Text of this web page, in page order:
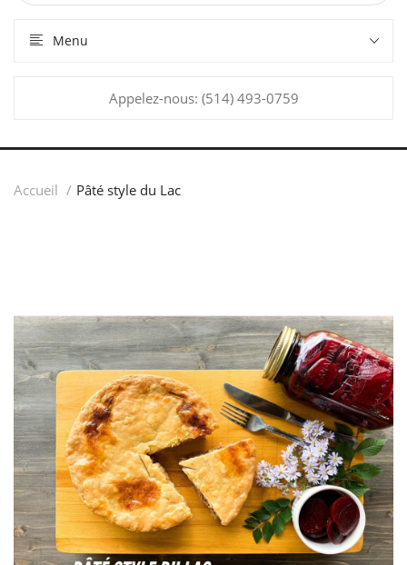
Menu
Appelez-nous: (514) 493-0759
Accueil Pâté style du Lac